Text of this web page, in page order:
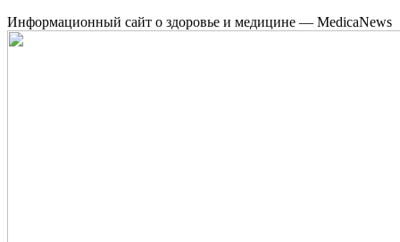
Информационный сайт о здоровье и медицине — MedicaNews